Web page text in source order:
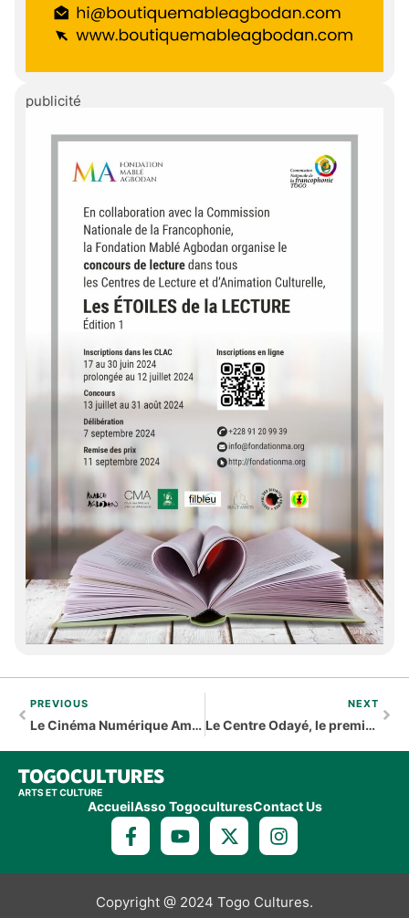
publicité
PREVIOUS
Le Cinéma Numérique Ambulant lancé au Togo
NEXT
Le Centre Odayé, le premier rendez-vous de « Autour du Gawou »
AccueilAsso TogoculturesContact Us
Copyright @ 2024 Togo Cultures.